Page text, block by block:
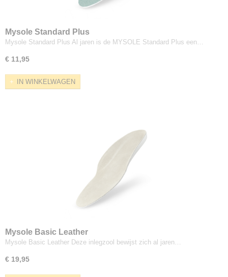
Mysole Standard Plus
Mysole Standard Plus Al jaren is de MYSOLE Standard Plus een…
€ 11,95
IN WINKELWAGEN
Mysole Basic Leather
Mysole Basic Leather Deze inlegzool bewijst zich al jaren…
€ 19,95